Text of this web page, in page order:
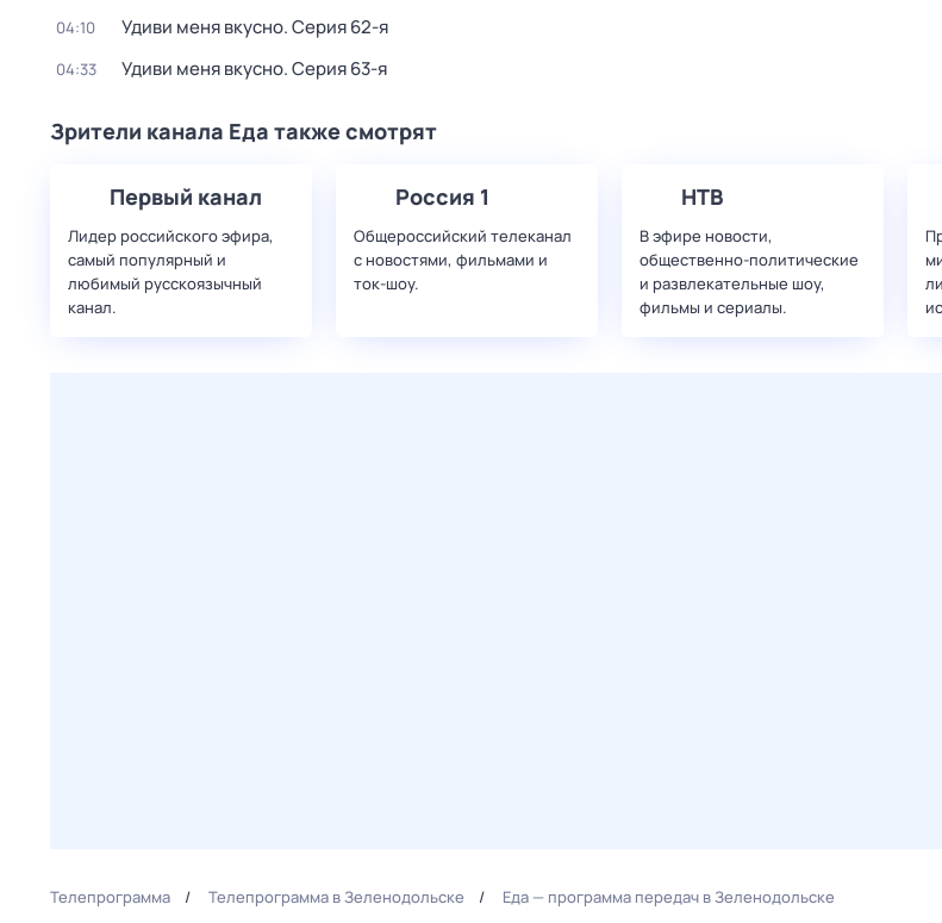
04:10 Удиви меня вкусно. Серия 62-я
04:33 Удиви меня вкусно. Серия 63-я
Зрители канала Еда также смотрят
Первый канал
Лидер российского эфира,
самый популярный и
любимый русскоязычный
канал.
Россия 1
Общероссийский телеканал
с новостями, фильмами и
ток-шоу.
НТВ
В эфире новости,
общественно-политические
и развлекательные шоу,
фильмы и сериалы.
Телепрограмма Телепрограмма в Зеленодольске Еда — программа передач в Зеленодольске